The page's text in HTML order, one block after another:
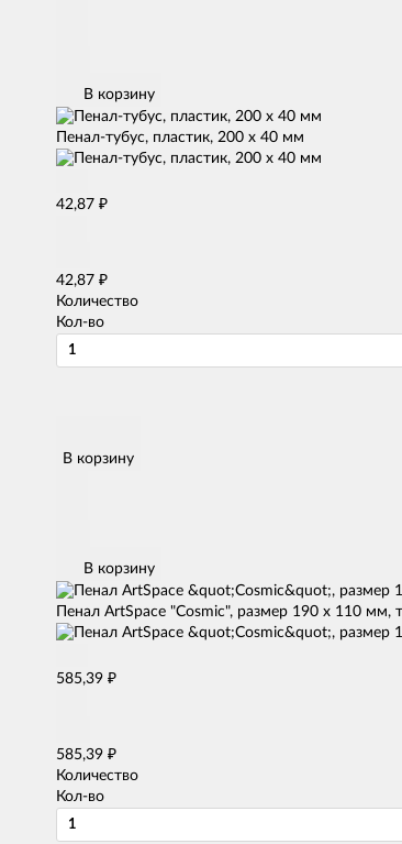
В корзину
Пенал-тубус, пластик, 200 х 40 мм
42,87 ₽
42,87 ₽
Количество
Кол-во
В корзину
В корзину
Пенал ArtSpace "Cosmic", размер 190 х 110 мм,
585,39 ₽
585,39 ₽
Количество
Кол-во